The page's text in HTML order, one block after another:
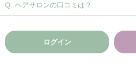
ヘアサロンの口コミは？
ログイン